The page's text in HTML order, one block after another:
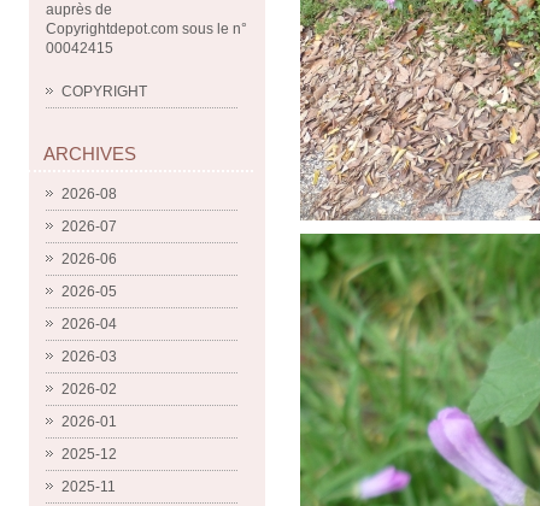
auprès de
Copyrightdepot.com sous le n°
00042415
COPYRIGHT
ARCHIVES
2026-08
2026-07
2026-06
2026-05
2026-04
2026-03
2026-02
2026-01
2025-12
2025-11